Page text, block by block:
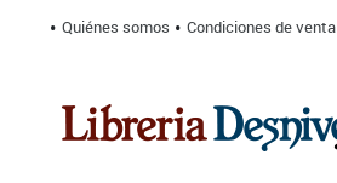
Quiénes somos Condiciones de venta